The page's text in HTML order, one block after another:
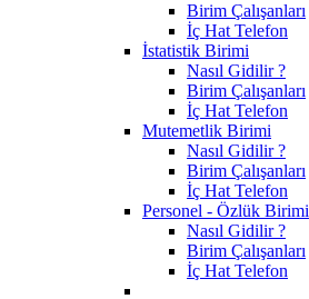
Birim Çalışanları
İç Hat Telefon
İstatistik Birimi
Nasıl Gidilir ?
Birim Çalışanları
İç Hat Telefon
Mutemetlik Birimi
Nasıl Gidilir ?
Birim Çalışanları
İç Hat Telefon
Personel - Özlük Birimi
Nasıl Gidilir ?
Birim Çalışanları
İç Hat Telefon